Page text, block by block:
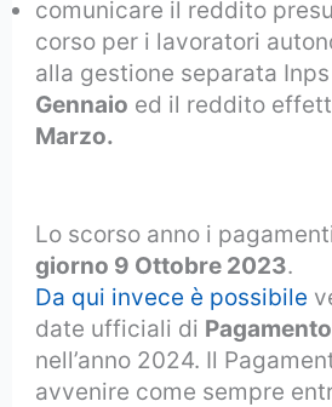
comunicare il reddito
corso per i lavoratori
alla gestione separata
Gennaio ed il reddito
Marzo.
Lo scorso anno i
giorno 9 Ottobre 2023.
Da qui invece è possibile
date ufficiali di
nell’anno 2024. Il
avvenire come sempre